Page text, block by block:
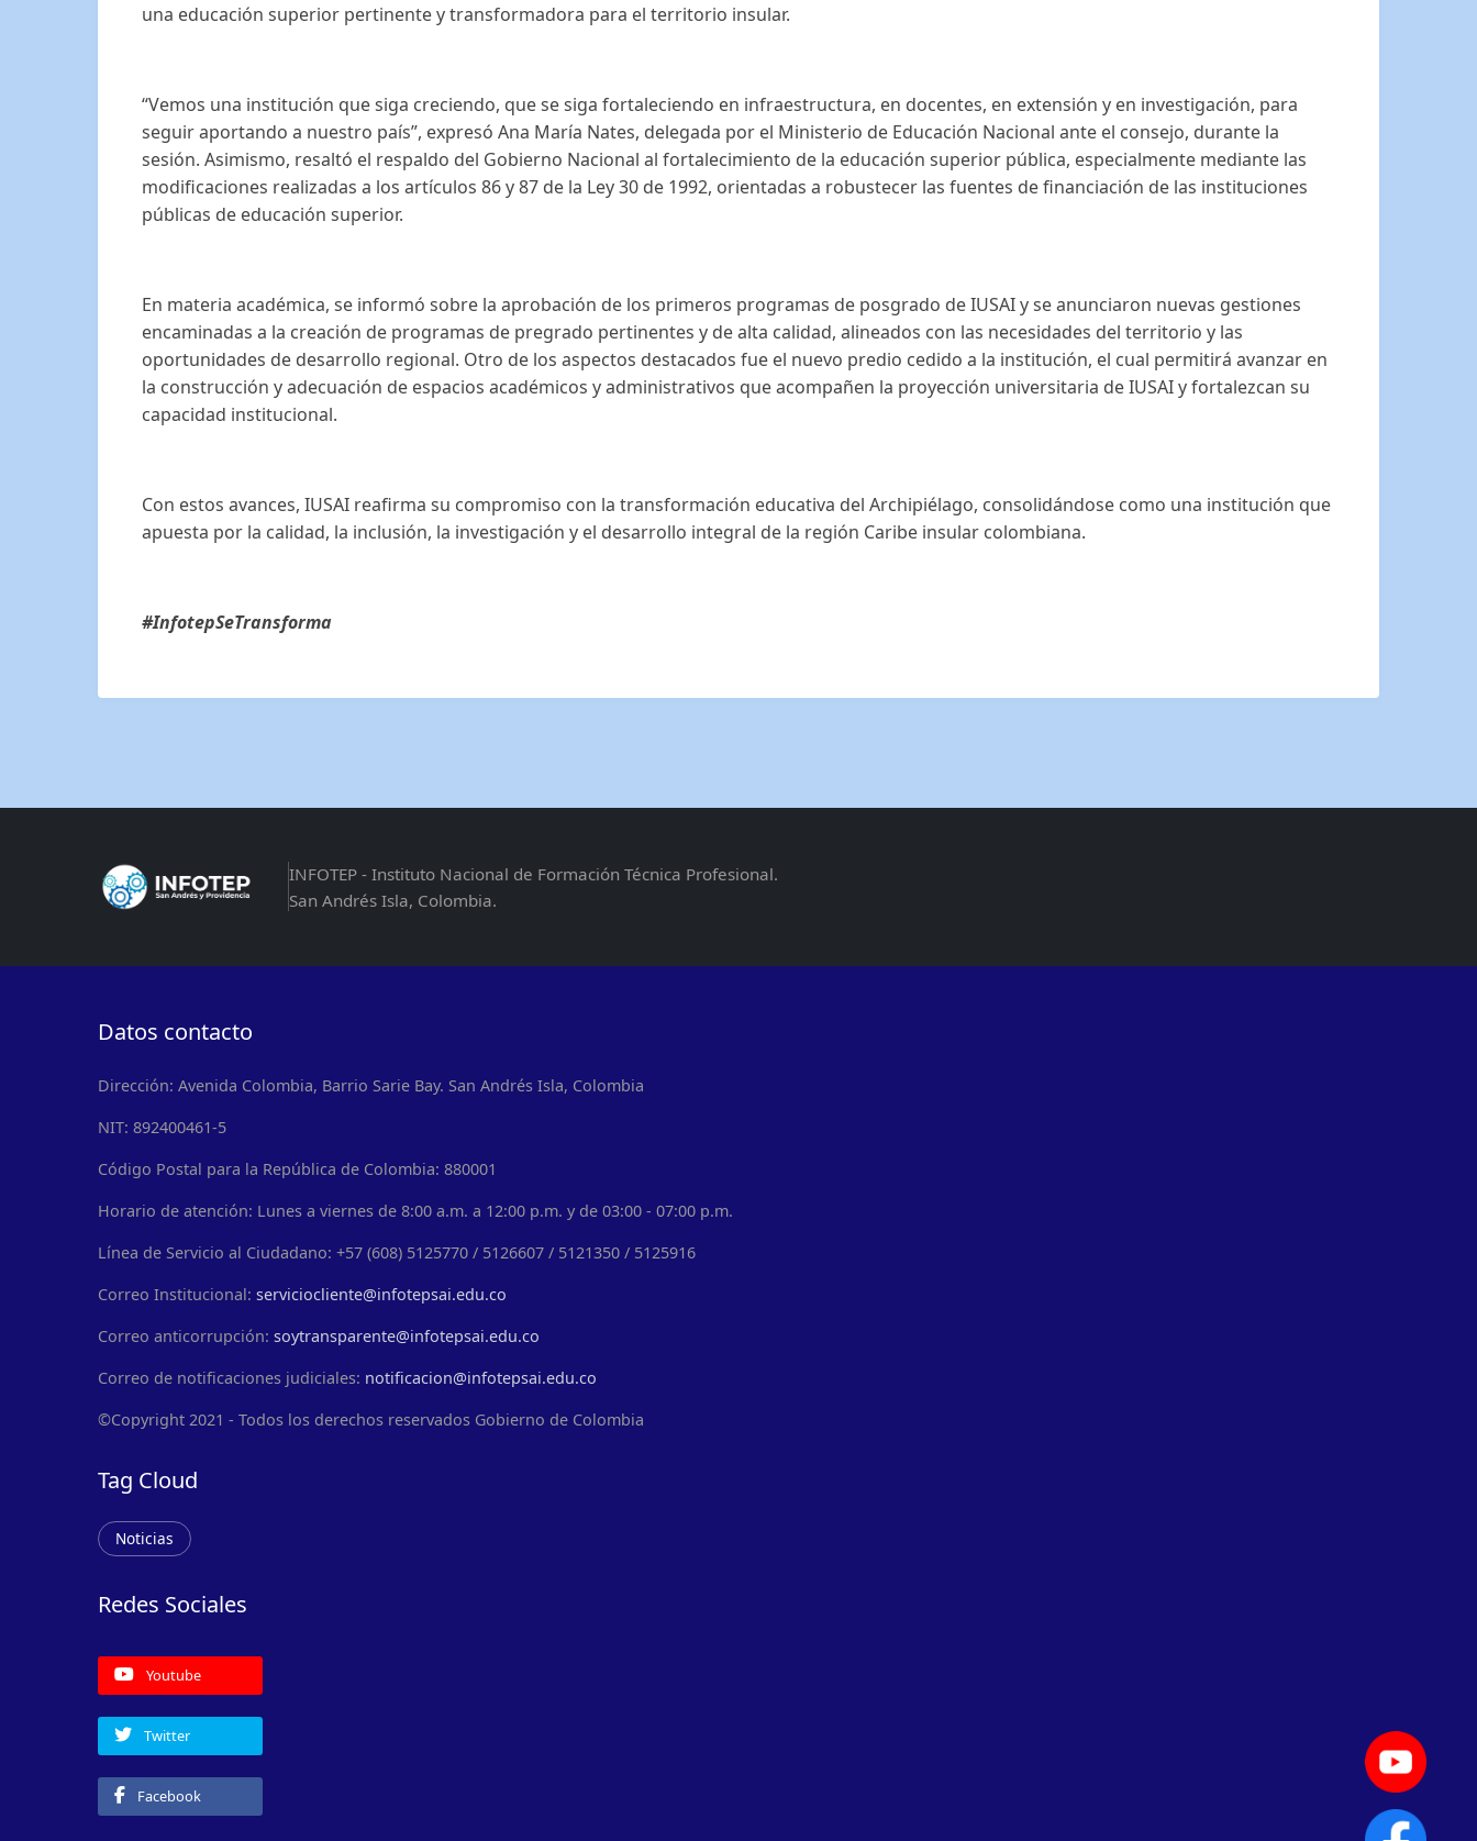
una educación superior pertinente y transformadora para el territorio insular.
“Vemos una institución que siga creciendo, que se siga fortaleciendo en infraestructura, en docentes, en extensión y en investigación, para
seguir aportando a nuestro país”, expresó Ana María Nates, delegada por el Ministerio de Educación Nacional ante el consejo, durante la
sesión. Asimismo, resaltó el respaldo del Gobierno Nacional al fortalecimiento de la educación superior pública, especialmente mediante las
modificaciones realizadas a los artículos 86 y 87 de la Ley 30 de 1992, orientadas a robustecer las fuentes de financiación de las instituciones
públicas de educación superior.
En materia académica, se informó sobre la aprobación de los primeros programas de posgrado de IUSAI y se anunciaron nuevas gestiones
encaminadas a la creación de programas de pregrado pertinentes y de alta calidad, alineados con las necesidades del territorio y las
oportunidades de desarrollo regional. Otro de los aspectos destacados fue el nuevo predio cedido a la institución, el cual permitirá avanzar en
la construcción y adecuación de espacios académicos y administrativos que acompañen la proyección universitaria de IUSAI y fortalezcan su
capacidad institucional.
Con estos avances, IUSAI reafirma su compromiso con la transformación educativa del Archipiélago, consolidándose como una institución que
apuesta por la calidad, la inclusión, la investigación y el desarrollo integral de la región Caribe insular colombiana.
#InfotepSeTransforma
INFOTEP - Instituto Nacional de Formación Técnica Profesional.
San Andrés Isla, Colombia.
Datos contacto
Dirección: Avenida Colombia, Barrio Sarie Bay. San Andrés Isla, Colombia
NIT: 892400461-5
Código Postal para la República de Colombia: 880001
Horario de atención: Lunes a viernes de 8:00 a.m. a 12:00 p.m. y de 03:00 - 07:00 p.m.
Línea de Servicio al Ciudadano: +57 (608) 5125770 / 5126607 / 5121350 / 5125916
Correo Institucional: serviciocliente@infotepsai.edu.co
Correo anticorrupción: soytransparente@infotepsai.edu.co
Correo de notificaciones judiciales: notificacion@infotepsai.edu.co
©Copyright 2021 - Todos los derechos reservados Gobierno de Colombia
Tag Cloud
Noticias
Redes Sociales
Youtube
Twitter
Facebook